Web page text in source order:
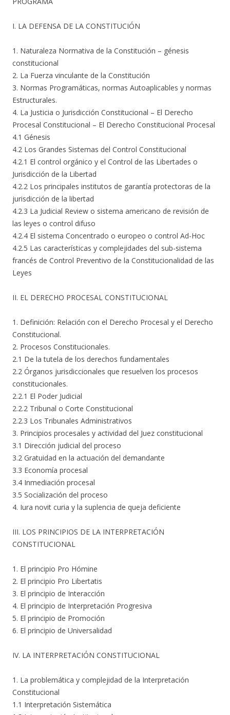
I. LA DEFENSA DE LA CONSTITUCIÓN
1. Naturaleza Normativa de la Constitución – génesis
constitucional
2. La Fuerza vinculante de la Constitución
3. Normas Programáticas, normas Autoaplicables y normas
Estructurales.
4. La Justicia o Jurisdicción Constitucional – El Derecho
Procesal Constitucional – El Derecho Constitucional Procesal
4.1 Génesis
4.2 Los Grandes Sistemas del Control Constitucional
4.2.1 El control orgánico y el Control de las Libertades o
Jurisdicción de la Libertad
4.2.2 Los principales institutos de garantía protectoras de la
jurisdicción de la libertad
4.2.3 La Judicial Review o sistema americano de revisión de
las leyes o control difuso
4.2.4 El sistema Concentrado o europeo o control Ad-Hoc
4.2.5 Las características y complejidades del sub-sistema
francés de Control Preventivo de la Constitucionalidad de las
Leyes
II. EL DERECHO PROCESAL CONSTITUCIONAL
1. Definición: Relación con el Derecho Procesal y el Derecho
Constitucional.
2. Procesos Constitucionales.
2.1 De la tutela de los derechos fundamentales
2.2 Órganos jurisdiccionales que resuelven los procesos
constitucionales.
2.2.1 El Poder Judicial
2.2.2 Tribunal o Corte Constitucional
2.2.3 Los Tribunales Administrativos
3. Principios procesales y actividad del Juez constitucional
3.1 Dirección judicial del proceso
3.2 Gratuidad en la actuación del demandante
3.3 Economía procesal
3.4 Inmediación procesal
3.5 Socialización del proceso
4. Iura novit curia y la suplencia de queja deficiente
III. LOS PRINCIPIOS DE LA INTERPRETACIÓN
CONSTITUCIONAL
1. El principio Pro Hómine
2. El principio Pro Libertatis
3. El principio de Interacción
4. El principio de Interpretación Progresiva
5. El principio de Promoción
6. El principio de Universalidad
IV. LA INTERPRETACIÓN CONSTITUCIONAL
1. La problemática y complejidad de la Interpretación
Constitucional
1.1 Interpretación Sistemática